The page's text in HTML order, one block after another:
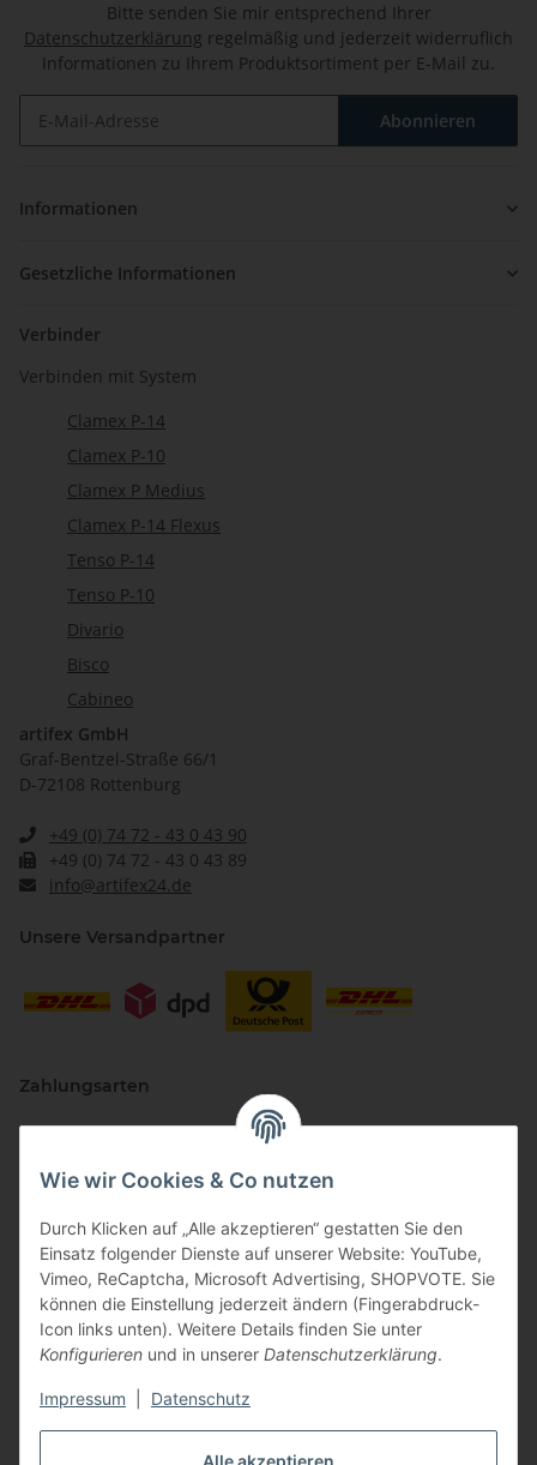
Alle akzeptieren
Wie wir Cookies & Co nutzen
Durch Klicken auf „Alle akzeptieren“ gestatten Sie den
Einsatz folgender Dienste auf unserer Website: YouTube,
Vimeo, ReCaptcha, Microsoft Advertising, SHOPVOTE. Sie
können die Einstellung jederzeit ändern (Fingerabdruck-
Icon links unten). Weitere Details finden Sie unter
Konfigurieren und in unserer Datenschutzerklärung.
Impressum Datenschutz
Bitte senden Sie mir entsprechend Ihrer
Datenschutzerklärung regelmäßig und jederzeit widerruflich
Informationen zu Ihrem Produktsortiment per E-Mail zu.
Abonnieren
Informationen
Gesetzliche Informationen
Verbinder
Verbinden mit System
Clamex P-14
Clamex P-10
Clamex P Medius
Clamex P-14 Flexus
Tenso P-14
Tenso P-10
Divario
Bisco
Cabineo
artifex GmbH
Graf-Bentzel-Straße 66/1
D-72108 Rottenburg
+49 (0) 74 72 - 43 0 43 90
+49 (0) 74 72 - 43 0 43 89
info@artifex24.de
Unsere Versandpartner
Zahlungsarten
Vertriebspartner